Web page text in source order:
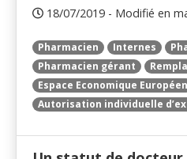
18/07/2019 - Modifié en
Pharmacien Internes
Pharmacien gérant
Espace Economique Européen
Autorisation individuelle